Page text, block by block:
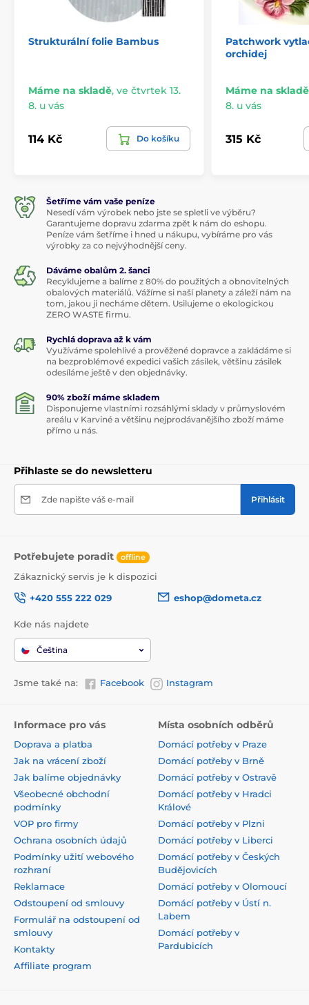
Strukturální folie Bambus
Máme na skladě, ve čtvrtek 13.
8. u vás
114 Kč Do košíku
Patchwork
orchidej
Máme na skladě
8. u vás
315 Kč
Šetříme vám vaše peníze
Nesedí vám výrobek nebo jste se spletli ve výběru?
Garantujeme dopravu zdarma zpět k nám do eshopu.
Peníze vám šetříme i hned u nákupu, vybíráme pro vás
výrobky za co nejvýhodnější ceny.
Dáváme obalům 2. šanci
Recyklujeme a balíme z 80% do použitých a obnovitelných
obalových materiálů. Vážíme si naší planety a záleží nám na
tom, jakou ji necháme dětem. Usilujeme o ekologickou
ZERO WASTE firmu.
Rychlá doprava až k vám
Využíváme spolehlivé a prověžené dopravce a zakládáme si
na bezproblémové expedici vašich zásilek, většinu zásilek
odesíláme ještě v den objednávky.
90% zboží máme skladem
Disponujeme vlastními rozsáhlými sklady v průmyslovém
areálu v Karviné a většinu nejprodávanějšího zboží máme
přímo u nás.
Přihlaste se do newsletteru
Zde napište váš e-mail Přihlásit
Potřebujete poradit offline
Zákaznický servis je k dispozici
+420 555 222 029
eshop@dometa.cz
Kde nás najdete
Čeština
Jsme také na: Facebook Instagram
Informace pro vás
Doprava a platba
Jak na vrácení zboží
Jak balíme objednávky
Všeobecné obchodní
podmínky
VOP pro firmy
Ochrana osobních údajů
Podmínky užití webového
rozhraní
Reklamace
Odstoupení od smlouvy
Formulář na odstoupení od
smlouvy
Kontakty
Affiliate program
Místa osobních odběrů
Domácí potřeby v Praze
Domácí potřeby v Brně
Domácí potřeby v Ostravě
Domácí potřeby v Hradci
Králové
Domácí potřeby v Plzni
Domácí potřeby v Liberci
Domácí potřeby v Českých
Budějovicích
Domácí potřeby v Olomoucí
Domácí potřeby v Ústí n.
Labem
Domácí potřeby v
Pardubicích